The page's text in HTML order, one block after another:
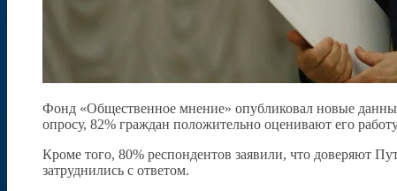
Фонд «Общественное мнение» опубликовал новые
опросу, 82% граждан положительно оценивают его
Кроме того, 80% респондентов заявили, что доверяют
затруднились с ответом.